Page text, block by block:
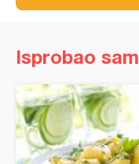
Isprobao sam